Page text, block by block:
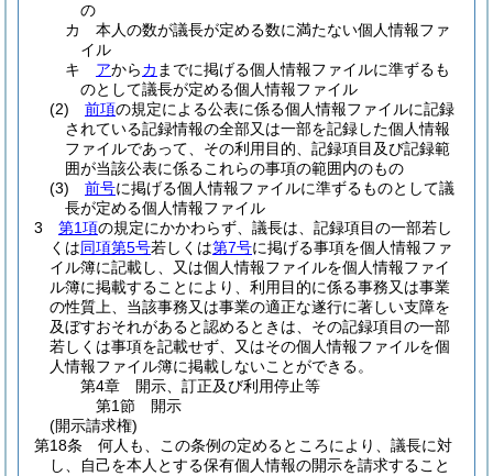
の
カ
本人の数が議長が定める数に満たない個人情報ファ
イル
キ
アからカ までに掲げる個人情報ファイルに準ずるも
のとして議長が定める個人情報ファイル
(2)
前項の規定による公表に係る個人情報ファイルに記録
されている記録情報の全部又は一部を記録した個人情報
ファイルであって、その利用目的、記録項目及び記録範
囲が当該公表に係るこれらの事項の範囲内のもの
(3)
前号に掲げる個人情報ファイルに準ずるものとして議
長が定める個人情報ファイル
3
第1項の規定にかかわらず、議長は、記録項目の一部若し
くは同項第5号若しくは第7号に掲げる事項を個人情報ファ
イル簿に記載し、又は個人情報ファイルを個人情報ファイ
ル簿に掲載することにより、利用目的に係る事務又は事業
の性質上、当該事務又は事業の適正な遂行に著しい支障を
及ぼすおそれがあると認めるときは、その記録項目の一部
若しくは事項を記載せず、又はその個人情報ファイルを個
人情報ファイル簿に掲載しないことができる。
第4章
開示、訂正及び利用停止等
第1節
開示
(開示請求権)
第18条
何人も、この条例の定めるところにより、議長に対
し、自己を本人とする保有個人情報の開示を請求すること